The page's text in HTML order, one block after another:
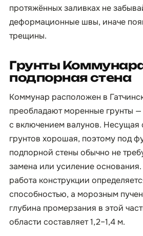
протяжённых заливках не
деформационные швы, иначе
трещины.
Грунты
подпорная стена
Коммунар расположен в
преобладают моренные грунты —
с включением валунов. Несущая
грунтов хорошая, поэтому под
подпорной стены обычно не
замена или усиление
работа конструкции
способностью, а морозным
глубина промерзания в этой
области составляет 1,2–1,4 м.